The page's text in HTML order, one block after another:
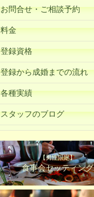
お問合せ・ご相談予約
料金
登録資格
登録から成婚までの流れ
各種実績
スタッフのブログ
【男性限定】
食事会セッティング